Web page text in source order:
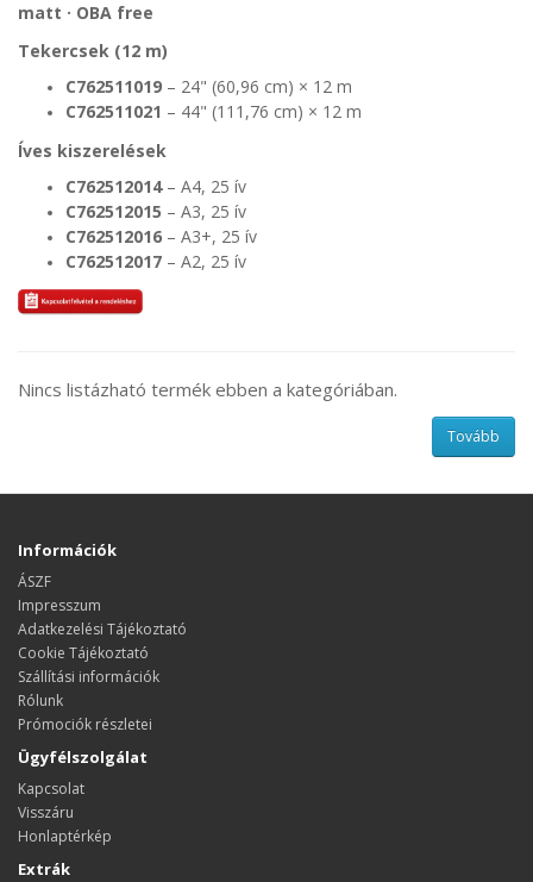
matt · OBA free
Tekercsek (12 m)
C762511019 – 24" (60,96 cm) × 12 m
C762511021 – 44" (111,76 cm) × 12 m
Íves kiszerelések
C762512014– A4, 25 ív
C762512015 – A3, 25 ív
C762512016 – A3+, 25 ív
C762512017 – A2, 25 ív
Nincs listázható termék ebben a kategóriában.
Tovább
Információk
ÁSZF
Impresszum
Adatkezelési Tájékoztató
Cookie Tájékoztató
Szállítási információk
Rólunk
Prómociók részletei
Ügyfélszolgálat
Kapcsolat
Visszáru
Honlaptérkép
Extrák